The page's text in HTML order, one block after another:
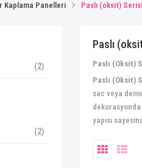
Kaplama Panelleri Paslı (oksit) Serisi
Paslı
Paslı (Oksit)
Paslı (Oksit)
sac veya
yapısı
(2)
(2)